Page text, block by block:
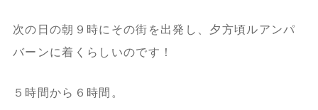
次の日の朝９時にその街を出発し、夕方頃ルアンパ
バーンに着くらしいのです！
５時間から６時間。